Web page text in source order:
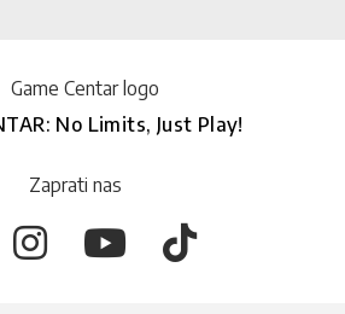
No Limits, Just Play!
Zaprati nas